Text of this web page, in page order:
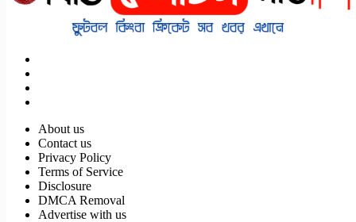
পর্তুগাল-ক্রোয়েশিয়া বিশ্বকাপ ফুটবল ম্যাচসহ আজকের খেলা (২
জুলাই,২০২৬)
About us
Contact us
Privacy Policy
Terms of Service
Disclosure
DMCA Removal
Advertise with us